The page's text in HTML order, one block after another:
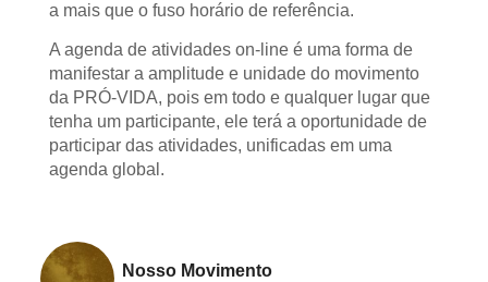
a mais que o fuso horário de referência.
A agenda de atividades on-line é uma forma de
manifestar a amplitude e unidade do movimento
da PRÓ-VIDA, pois em todo e qualquer lugar que
tenha um participante, ele terá a oportunidade de
participar das atividades, unificadas em uma
agenda global.
Nosso Movimento